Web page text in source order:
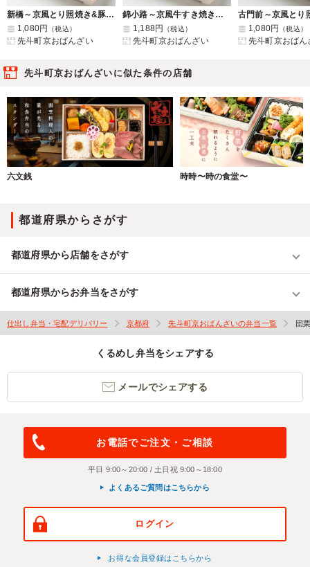
新橋～京風とり照焼き&豚と山椒のしぐれ煮と6種のおばんざい～
1,080円
（税込）
先斗町京おばんざい
錦小路～京風牛すき焼きと6種のおばんざい～
1,188円
（税込）
先斗町京おばんざい
1,080円 （税込）
先斗町京おばん
先斗町京おばんざいに似た条件の店舗
六文銭 時時〜時の食堂〜
都道府県からさがす
都道府県から店舗をさがす
都道府県からお弁当をさがす
仕出し弁当・宅配デリバリー 京都府 先斗町京おばんざいの弁当一覧 団
くるめし弁当をシェアする
メールでシェアする
お電話でご注文・ご相談
平日 9:00～20:00 / 土日祝 9:00～18:00
よくあるご質問はこちらから
ログイン
お得な会員登録はこちらから